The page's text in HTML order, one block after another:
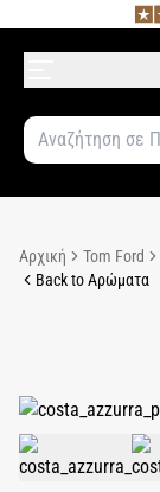
Αρχική Tom Ford
Back to Αρώματα